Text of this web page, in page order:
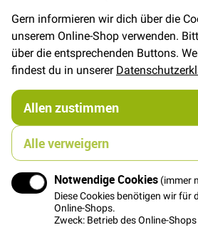
Gern informieren wir dich über die
unserem Online-Shop verwenden.
über die entsprechenden Buttons.
findest du in unserer
Allen zustimmen
Alle verweigern
Notwendige Cookies (immer
Diese Cookies benötigen wir für
Online-Shops.
Zweck: Betrieb des Online-Shops
3,00 € 4,00 €
STÜCK
In den